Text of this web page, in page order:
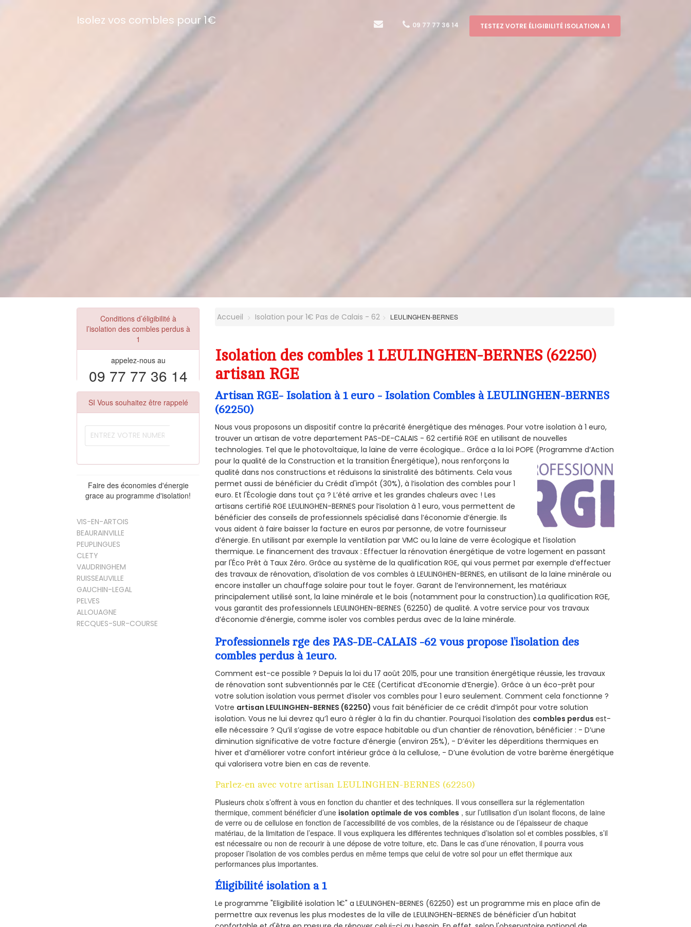
Isolez vos combles pour 1€ 09 77 77 36 14 TESTEZ VOTRE ÉLIGIBILITÉ ISOLATION A 1
Conditions d’éligibilité à
l’isolation des combles perdus à
1
appelez-nous au
09 77 77 36 14
SI Vous souhaitez être rappelé
Faire des économies d'énergie
grace au programme d'isolation!
VIS-EN-ARTOIS
BEAURAINVILLE
PEUPLINGUES
CLETY
VAUDRINGHEM
RUISSEAUVILLE
GAUCHIN-LEGAL
PELVES
ALLOUAGNE
RECQUES-SUR-COURSE
Accueil Isolation pour 1€ Pas de Calais - 62 LEULINGHEN-BERNES
Isolation des combles 1 LEULINGHEN-BERNES (62250)
artisan RGE
Artisan RGE- Isolation à 1 euro - Isolation Combles à LEULINGHEN-BERNES
(62250)
Nous vous proposons un dispositif contre la précarité énergétique des ménages. Pour votre isolation à 1 euro,
trouver un artisan de votre departement PAS-DE-CALAIS - 62 certifié RGE en utilisant de nouvelles
technologies. Tel que le photovoltaïque, la laine de verre écologique... Grâce a la loi POPE (Programme d’Action
pour la qualité de la Construction et la transition Énergétique), nous renforçons la
qualité dans nos constructions et réduisons la sinistralité des bâtiments. Cela vous
permet aussi de bénéficier du Crédit d'impôt (30%), à l’isolation des combles pour 1
euro. Et l'Écologie dans tout ça ? L’été arrive et les grandes chaleurs avec ! Les
artisans certifié RGE LEULINGHEN-BERNES pour l’isolation à 1 euro, vous permettent de
bénéficier des conseils de professionnels spécialisé dans l’économie d’énergie. Ils
vous aident à faire baisser la facture en euros par personne, de votre fournisseur
d’énergie. En utilisant par exemple la ventilation par VMC ou la laine de verre écologique et l’isolation
thermique. Le financement des travaux : Effectuer la rénovation énergétique de votre logement en passant
par l'Éco Prêt à Taux Zéro. Grâce au système de la qualification RGE, qui vous permet par exemple d’effectuer
des travaux de rénovation, d’isolation de vos combles à LEULINGHEN-BERNES, en utilisant de la laine minérale ou
encore installer un chauffage solaire pour tout le foyer. Garant de l’environnement, les matériaux
principalement utilisé sont, la laine minérale et le bois (notamment pour la construction).La qualification RGE,
vous garantit des professionnels LEULINGHEN-BERNES (62250) de qualité. A votre service pour vos travaux
d’économie d’énergie, comme isoler vos combles perdus avec de la laine minérale.
Professionnels rge des PAS-DE-CALAIS -62 vous propose l’isolation des
combles perdus à 1euro.
Comment est-ce possible ? Depuis la loi du 17 août 2015, pour une transition énergétique réussie, les travaux
de rénovation sont subventionnés par le CEE (Certificat d’Economie d’Energie). Grâce à un éco-prêt pour
votre solution isolation vous permet d’isoler vos combles pour 1 euro seulement. Comment cela fonctionne ?
Votre artisan LEULINGHEN-BERNES (62250)vous fait bénéficier de ce crédit d’impôt pour votre solution
isolation. Vous ne lui devrez qu’1 euro à régler à la fin du chantier. Pourquoi l’isolation des combles perdusest-
elle nécessaire ? Qu’il s’agisse de votre espace habitable ou d’un chantier de rénovation, bénéficier : - D’une
diminution significative de votre facture d’énergie (environ 25%), - D’éviter les déperditions thermiques en
hiver et d’améliorer votre confort intérieur grâce à la cellulose, - D’une évolution de votre barème énergétique
qui valorisera votre bien en cas de revente.
Parlez-en avec votre artisan LEULINGHEN-BERNES (62250)
Plusieurs choix s’offrent à vous en fonction du chantier et des techniques. Il vous conseillera sur la réglementation
thermique, comment bénéficier d’une isolation optimale de vos combles , sur l’utilisation d’un isolant flocons, de laine
de verre ou de cellulose en fonction de l’accessibilité de vos combles, de la résistance ou de l’épaisseur de chaque
matériau, de la limitation de l’espace. Il vous expliquera les différentes techniques d’isolation sol et combles possibles, s’il
est nécessaire ou non de recourir à une dépose de votre toiture, etc. Dans le cas d’une rénovation, il pourra vous
proposer l’isolation de vos combles perdus en même temps que celui de votre sol pour un effet thermique aux
performances plus importantes.
Éligibilité isolation a 1
Le programme "Eligibilité isolation 1€" a LEULINGHEN-BERNES (62250) est un programme mis en place afin de
permettre aux revenus les plus modestes de la ville de LEULINGHEN-BERNES de bénéficier d'un habitat